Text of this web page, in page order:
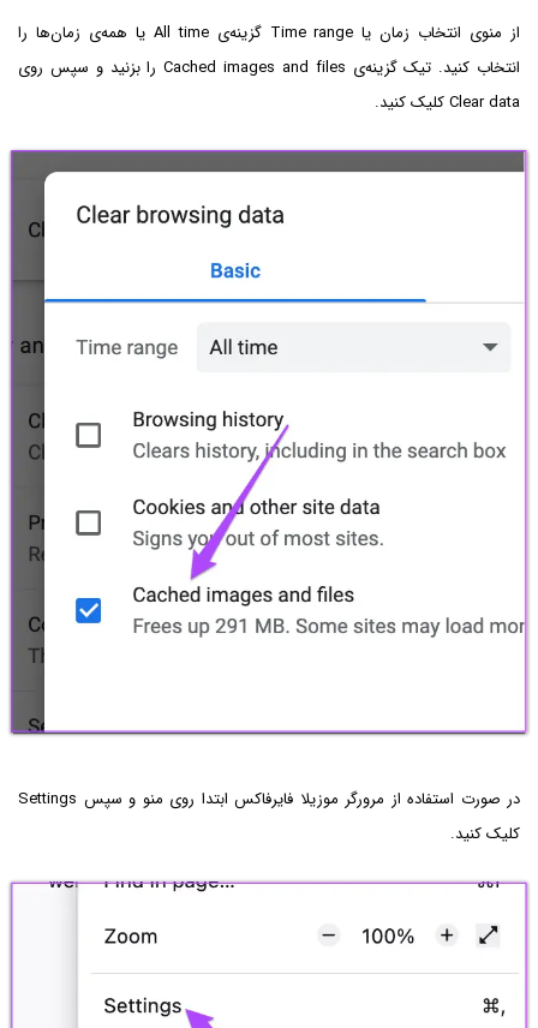
از منوی انتخاب زمان یا Time range گزینه‌ی All time یا همه‌ی زمان‌ها را
انتخاب کنید. تیک گزینه‌ی Cached images and files را بزنید و سپس روی
Clear data کلیک کنید.
در صورت استفاده از مرورگر موزیلا فایرفاکس ابتدا روی منو و سپس Settings
کلیک کنید.